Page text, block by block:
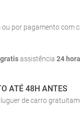
por pagamento com
gratisassistência 24
ATÉ 48H ANTES
de carro